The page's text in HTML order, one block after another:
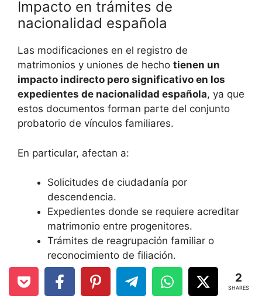
Impacto en trámites de
nacionalidad española
Las modificaciones en el registro de
matrimonios y uniones de hecho tienen un
impacto indirecto pero significativo en los
expedientes de nacionalidad española, ya que
estos documentos forman parte del conjunto
probatorio de vínculos familiares.
En particular, afectan a:
Solicitudes de ciudadanía por
descendencia.
Expedientes donde se requiere acreditar
matrimonio entre progenitores.
Trámites de reagrupación familiar o
reconocimiento de filiación.
La mayor estandarización del registro puede
facilitar la verificación documental, pero
2
SHARES